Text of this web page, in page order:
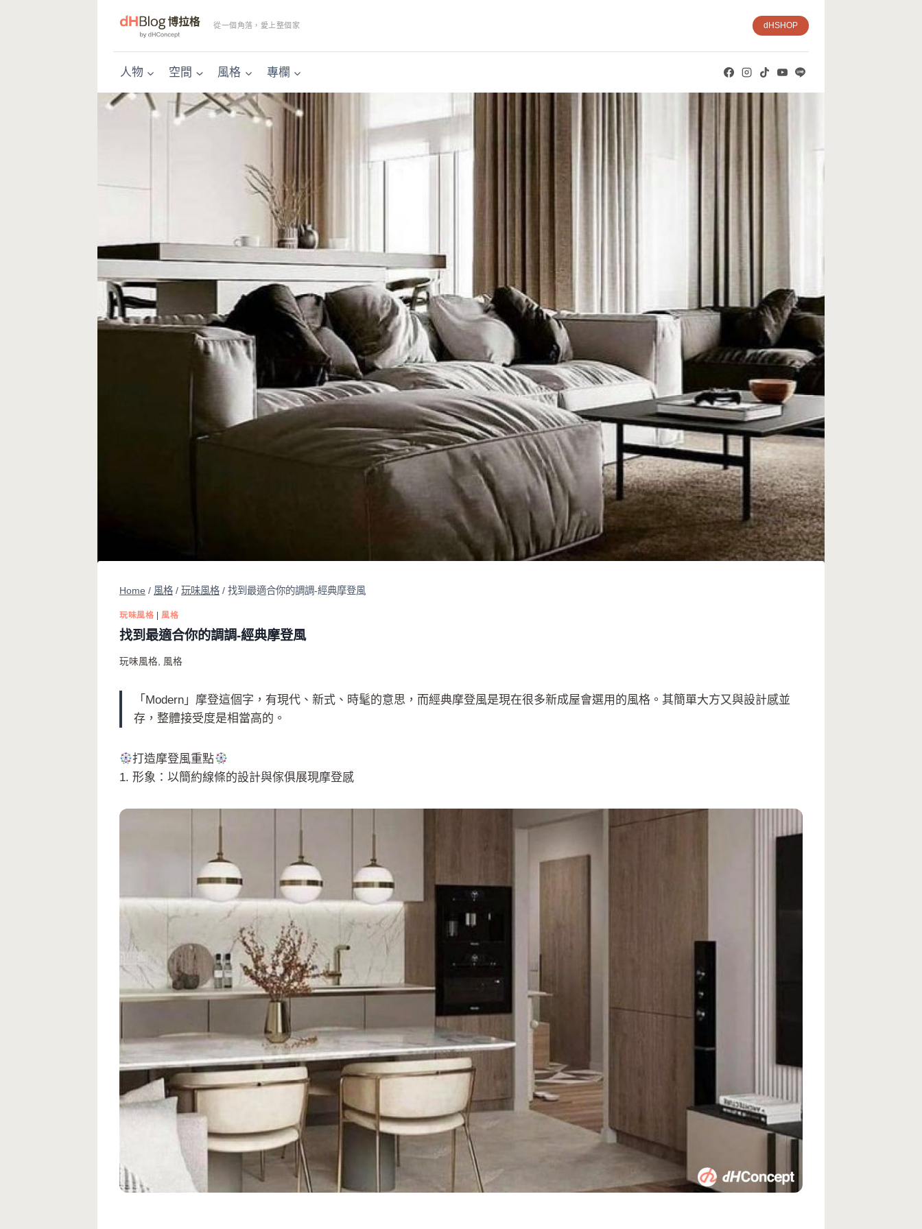
從一個角落，愛上整個家 dHSHOP
人物 空間 風格 專欄
Home / 風格 / 玩味風格 / 找到最適合你的調調-經典摩登風
玩味風格 | 風格
找到最適合你的調調-經典摩登風
玩味風格, 風格
「Modern」摩登這個字，有現代、新式、時髦的意思，而經典摩登風是現在很多新成屋會選用的風格。其簡單大方又與設計感並
存，整體接受度是相當高的。
打造摩登風重點
1. 形象：以簡約線條的設計與傢俱展現摩登感